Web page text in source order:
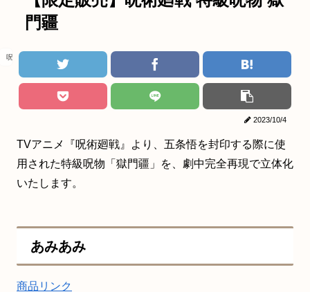
門疆
呪術廻戦
2023/10/4
TVアニメ『呪術廻戦』より、五条悟を封印する際に使
用された特級呪物「獄門疆」を、劇中完全再現で立体化
いたします。
あみあみ
商品リンク